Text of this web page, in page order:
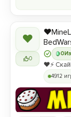
❤
0
0
❤️⚡️
4912